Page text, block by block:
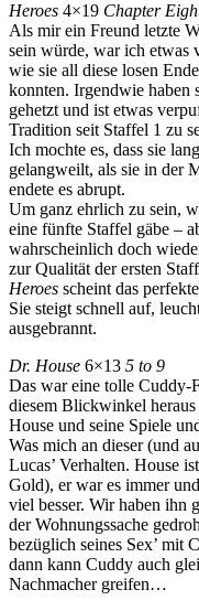
Heroes 4×19 Chapter
Als mir ein Freund letzte
sein würde, war ich etwas
wie sie all diese losen
konnten. Irgendwie haben
gehetzt und ist etwas
Tradition seit Staffel 1 zu
Ich mochte es, dass sie
gelangweilt, als sie in der
endete es abrupt.
Um ganz ehrlich zu sein,
eine fünfte Staffel gäbe –
wahrscheinlich doch
zur Qualität der ersten
Heroes scheint das
Sie steigt schnell auf,
ausgebrannt.
Dr. House 6×13 5 to 9
Das war eine tolle Cuddy-
diesem Blickwinkel
House und seine Spiele
Was mich an dieser (und
Lucas’ Verhalten. House
Gold), er war es immer
viel besser. Wir haben ihn
der Wohnungssache
bezüglich seines Sex’ mit
dann kann Cuddy auch
Nachmacher greifen…